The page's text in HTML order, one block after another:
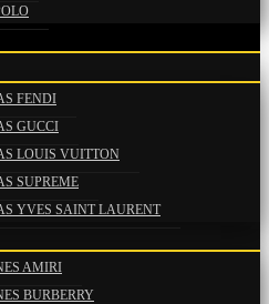
FENDI
GUCCI
LOUIS VUITTON
SUPREME
YVES SAINT LAURENT
AMIRI
BURBERRY